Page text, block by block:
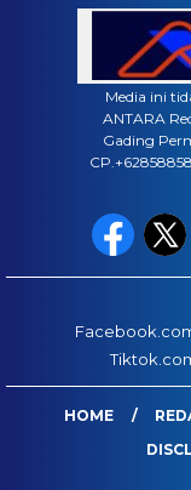
Media ini
ANTARA
Gading
HOME